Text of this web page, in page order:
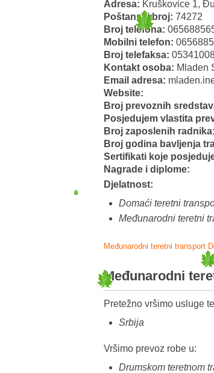
Adresa: Kruškovice 1,
Poštanski broj: 74272
Broj telefona:
Mobilni telefon:
Broj telefaksa:
Kontakt osoba: Mladen
Email adresa:
Website:
Broj prevoznih
Posjedujem vlastita
Broj zaposlenih radnika:
Broj godina bavljenja
Sertifikati koje
Nagrade i diplome:
Djelatnost:
Domaći teretni
Međunarodni teretni
Međunarodni teretni transport
Međunarodni
Pretežno vršimo usluge
Srbija
Vršimo prevoz robe u:
Drumskom teretnom